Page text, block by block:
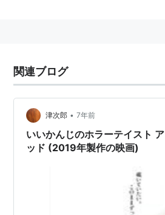
関連ブログ
津次郎 • 7年前
いいかんじのホラーテイスト
ッド (2019年製作の映画)